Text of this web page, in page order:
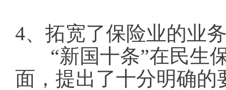
4、拓宽了保险业的业
“新国十条”在民生
面，提出了十分明确的